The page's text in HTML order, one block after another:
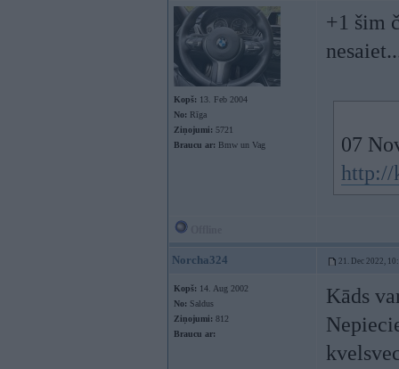
Kopš: 13. Feb 2004
No: Rīga
Ziņojumi: 5721
Braucu ar: Bmw un Vag
+1 šim
07
http://
Norcha324 21. Dec 2022,
Kopš: 14. Aug 2002
No: Saldus
Ziņojumi: 812
Braucu ar:
Kāds